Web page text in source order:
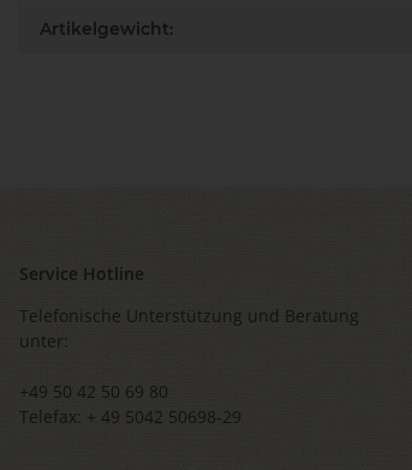
Artikelgewicht:
Service Hotline
Telefonische Unterstützung und Beratung
unter:
+49 50 42 50 69 80
Telefax: + 49 5042 50698-29